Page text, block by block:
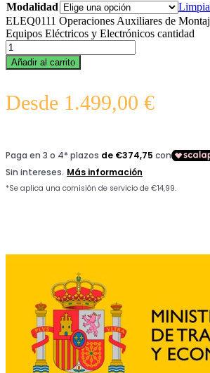
Modalidad
ELEQ0111 Operaciones Auxiliares de
Equipos Eléctricos y Electrónicos cantidad
Añadir al carrito
Desde 1.499,00 €